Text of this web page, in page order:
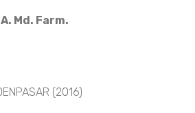
A. Md. Farm.
(2016)